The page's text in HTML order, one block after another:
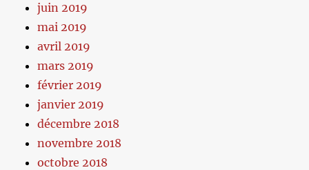
juin 2019
mai 2019
avril 2019
mars 2019
février 2019
janvier 2019
décembre 2018
novembre 2018
octobre 2018